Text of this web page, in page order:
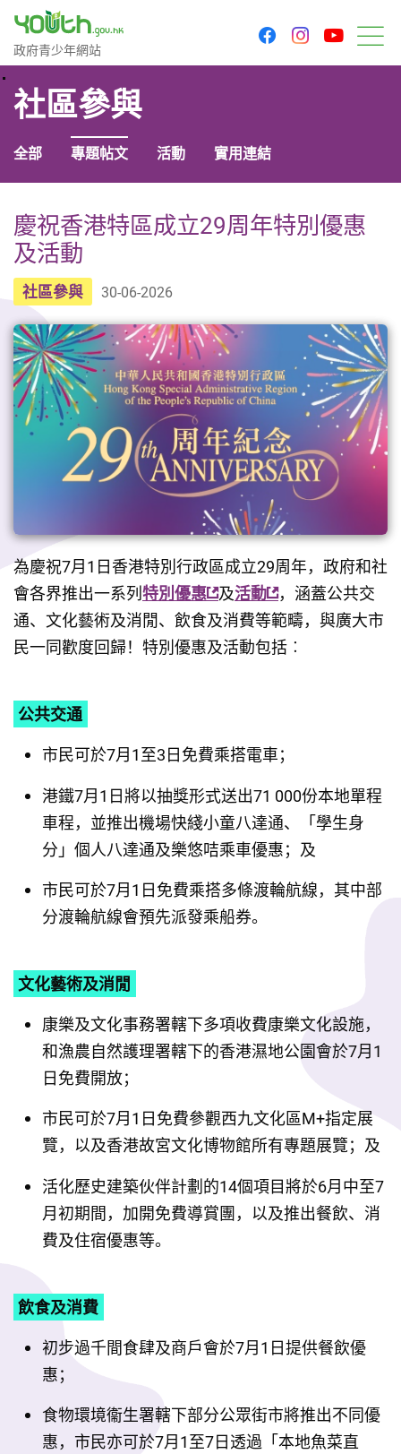
政府青少年網站
政府青少年網站
facebookinstagram
社區參與
全部 專題帖文 活動 實用連結
慶祝香港特區成立29周年特別優惠
及活動
社區參與 30-06-2026
為慶祝7月1日香港特別行政區成立29周年，政府和社
會各界推出一系列特別優惠 及活動 ，涵蓋公共交
通、文化藝術及消閒、飲食及消費等範疇，與廣大市
民一同歡度回歸！特別優惠及活動包括︰
公共交通
市民可於7月1至3日免費乘搭電車；
港鐵7月1日將以抽獎形式送出71 000份本地單程
車程，並推出機場快綫小童八達通、「學生身
分」個人八達通及樂悠咭乘車優惠；及
市民可於7月1日免費乘搭多條渡輪航線，其中部
分渡輪航線會預先派發乘船券。
文化藝術及消閒
康樂及文化事務署轄下多項收費康樂文化設施，
和漁農自然護理署轄下的香港濕地公園會於7月1
日免費開放；
市民可於7月1日免費參觀西九文化區M+指定展
覽，以及香港故宮文化博物館所有專題展覽；及
活化歷史建築伙伴計劃的14個項目將於6月中至7
月初期間，加開免費導賞團，以及推出餐飲、消
費及住宿優惠等。
飲食及消費
初步過千間食肆及商戶會於7月1日提供餐飲優
惠；
食物環境衞生署轄下部分公眾街市將推出不同優
惠，市民亦可於7月1至7日透過「本地魚菜直